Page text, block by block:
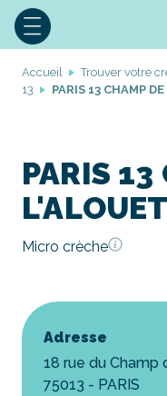
Accueil Trouver votre
13
PARIS 13 CHAMP
PARIS 13
Micro crèche
Adresse
18 rue du Champ
75013 - PARIS